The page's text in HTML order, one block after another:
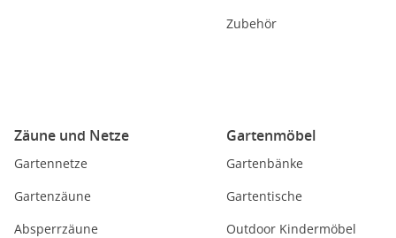
Zubehör
Zäune und Netze
Gartennetze
Gartenzäune
Absperrzäune
Gartenmöbel
Gartenbänke
Gartentische
Outdoor Kindermöbel